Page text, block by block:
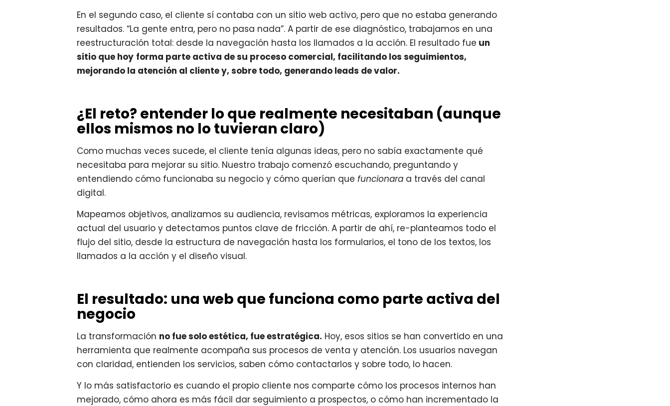
En el segundo caso, el cliente sí contaba con un sitio web activo, pero que no estaba generando
resultados. “La gente entra, pero no pasa nada”. A partir de ese diagnóstico, trabajamos en una
reestructuración total: desde la navegación hasta los llamados a la acción. El resultado fue un
sitio que hoy forma parte activa de su proceso comercial, facilitando los seguimientos,
mejorando la atención al cliente y, sobre todo, generando leads de valor.
¿El reto? entender lo que realmente necesitaban (aunque
ellos mismos no lo tuvieran claro)
Como muchas veces sucede, el cliente tenía algunas ideas, pero no sabía exactamente qué
necesitaba para mejorar su sitio. Nuestro trabajo comenzó escuchando, preguntando y
entendiendo cómo funcionaba su negocio y cómo querían que funcionara a través del canal
digital.
Mapeamos objetivos, analizamos su audiencia, revisamos métricas, exploramos la experiencia
actual del usuario y detectamos puntos clave de fricción. A partir de ahí, re-planteamos todo el
flujo del sitio, desde la estructura de navegación hasta los formularios, el tono de los textos, los
llamados a la acción y el diseño visual.
El resultado: una web que funciona como parte activa del
negocio
La transformación no fue solo estética, fue estratégica. Hoy, esos sitios se han convertido en una
herramienta que realmente acompaña sus procesos de venta y atención. Los usuarios navegan
con claridad, entienden los servicios, saben cómo contactarlos y sobre todo, lo hacen.
Y lo más satisfactorio es cuando el propio cliente nos comparte cómo los procesos internos han
mejorado, cómo ahora es más fácil dar seguimiento a prospectos, o cómo han incrementado la